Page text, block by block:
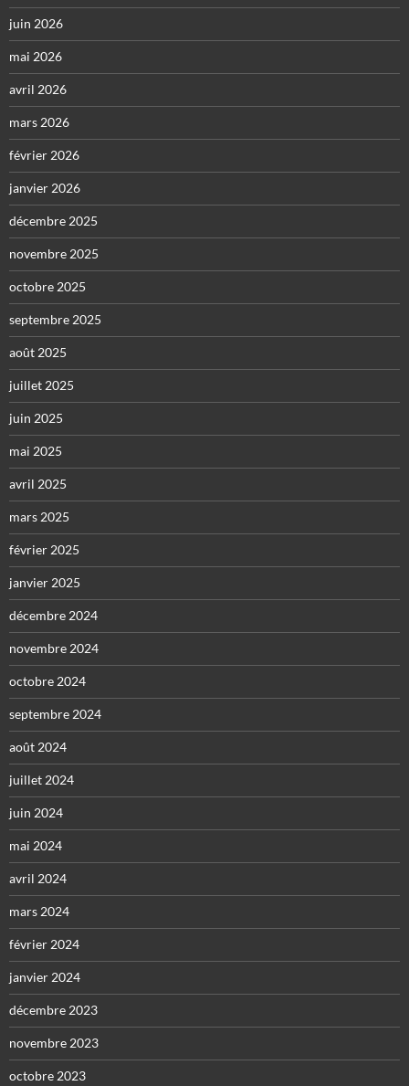
juin 2026
mai 2026
avril 2026
mars 2026
février 2026
janvier 2026
décembre 2025
novembre 2025
octobre 2025
septembre 2025
août 2025
juillet 2025
juin 2025
mai 2025
avril 2025
mars 2025
février 2025
janvier 2025
décembre 2024
novembre 2024
octobre 2024
septembre 2024
août 2024
juillet 2024
juin 2024
mai 2024
avril 2024
mars 2024
février 2024
janvier 2024
décembre 2023
novembre 2023
octobre 2023